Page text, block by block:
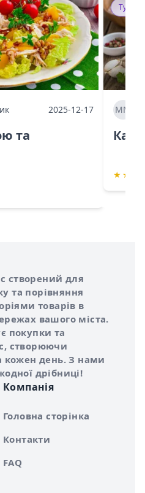
2025-12-17
та
ММ
★ ★
створений для
та порівняння
товарів в
вашого міста.
покупки та
створюючи
кожен день. З нами
дрібниці!
Компанія
Головна сторінка
Контакти
FAQ